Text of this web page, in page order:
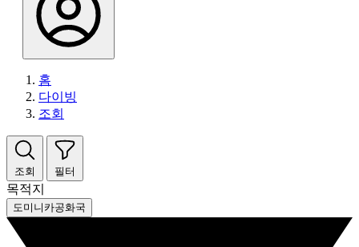
홈
다이빙
조회
조회 필터
목적지
도미니카공화국